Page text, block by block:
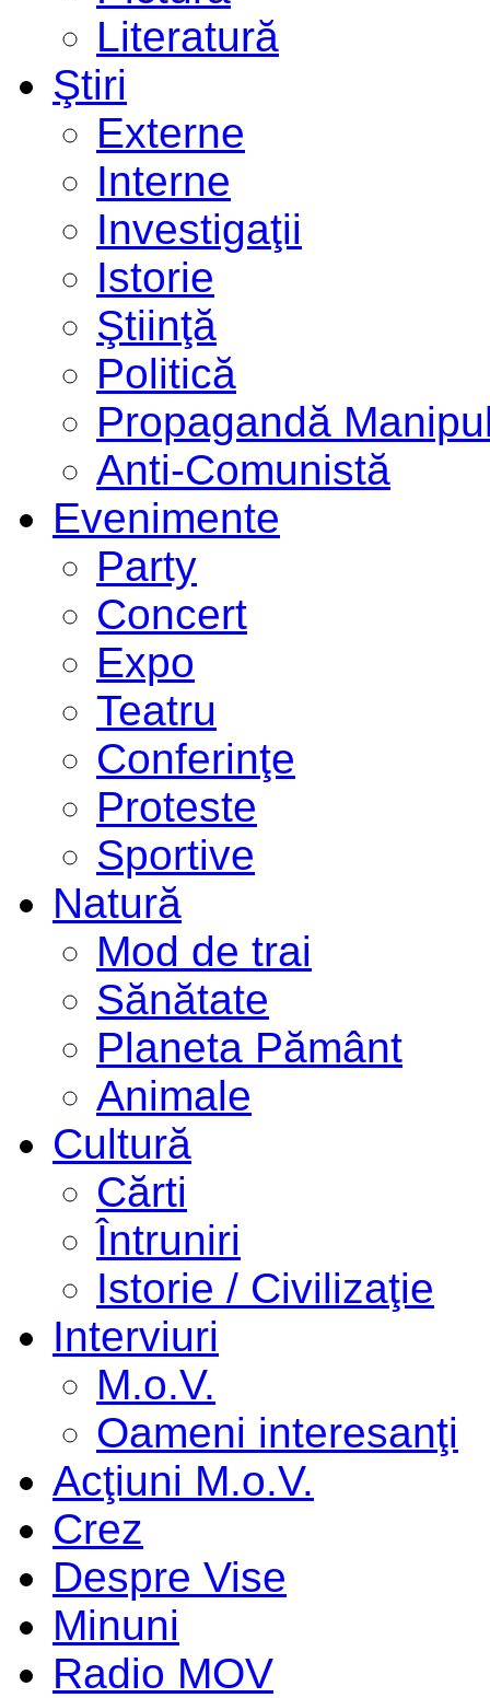
Literatură
Ştiri
Externe
Interne
Investigaţii
Istorie
Ştiinţă
Politică
Propagandă
Anti-Comunistă
Evenimente
Party
Concert
Expo
Teatru
Conferinţe
Proteste
Sportive
Natură
Mod de trai
Sănătate
Planeta Pământ
Animale
Cultură
Cărti
Întruniri
Istorie / Civilizaţie
Interviuri
M.o.V.
Oameni interesanţi
Acţiuni M.o.V.
Crez
Despre Vise
Minuni
Radio MOV